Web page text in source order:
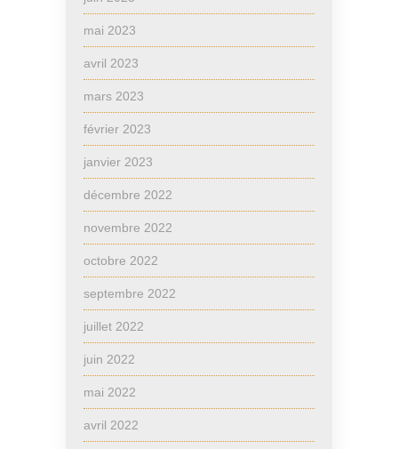
mai 2023
avril 2023
mars 2023
février 2023
janvier 2023
décembre 2022
novembre 2022
octobre 2022
septembre 2022
juillet 2022
juin 2022
mai 2022
avril 2022